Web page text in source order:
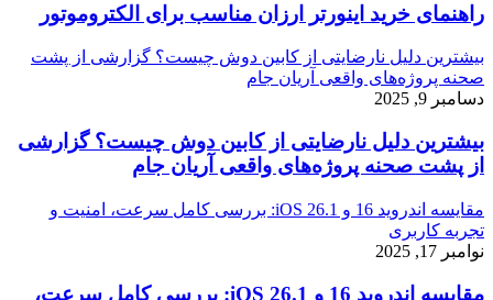
راهنمای خرید اینورتر ارزان مناسب برای الکتروموتور
بیشترین دلیل نارضایتی از کابین دوش چیست؟ گزارشی از پشت
صحنه پروژه‌های واقعی آریان جام
دسامبر 9, 2025
بیشترین دلیل نارضایتی از کابین دوش چیست؟ گزارشی
از پشت صحنه پروژه‌های واقعی آریان جام
مقایسه اندروید 16 و iOS 26.1: بررسی کامل سرعت، امنیت و
تجربه کاربری
نوامبر 17, 2025
مقایسه اندروید 16 و iOS 26.1: بررسی کامل سرعت،